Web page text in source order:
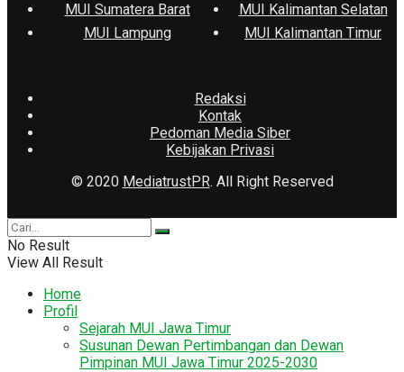
MUI Sumatera Barat
MUI Lampung
MUI Kalimantan Selatan
MUI Kalimantan Timur
Redaksi
Kontak
Pedoman Media Siber
Kebijakan Privasi
© 2020 MediatrustPR. All Right Reserved
No Result
View All Result
Home
Profil
Sejarah MUI Jawa Timur
Susunan Dewan Pertimbangan dan Dewan
Pimpinan MUI Jawa Timur 2025-2030